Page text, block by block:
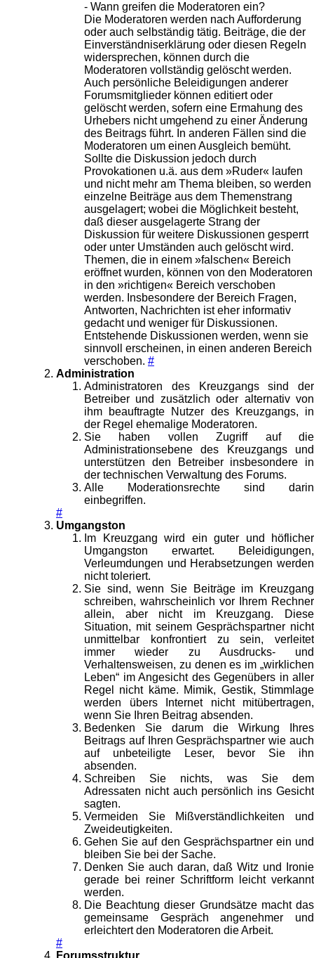
- Wann greifen die Moderatoren ein?
Die Moderatoren werden nach Aufforderung
oder auch selbständig tätig. Beiträge, die der
Einverständniserklärung oder diesen Regeln
widersprechen, können durch die
Moderatoren vollständig gelöscht werden.
Auch persönliche Beleidigungen anderer
Forumsmitglieder können editiert oder
gelöscht werden, sofern eine Ermahung des
Urhebers nicht umgehend zu einer Änderung
des Beitrags führt. In anderen Fällen sind die
Moderatoren um einen Ausgleich bemüht.
Sollte die Diskussion jedoch durch
Provokationen u.ä. aus dem »Ruder« laufen
und nicht mehr am Thema bleiben, so werden
einzelne Beiträge aus dem Themenstrang
ausgelagert; wobei die Möglichkeit besteht,
daß dieser ausgelagerte Strang der
Diskussion für weitere Diskussionen gesperrt
oder unter Umständen auch gelöscht wird.
Themen, die in einem »falschen« Bereich
eröffnet wurden, können von den Moderatoren
in den »richtigen« Bereich verschoben
werden. Insbesondere der Bereich Fragen,
Antworten, Nachrichten ist eher informativ
gedacht und weniger für Diskussionen.
Entstehende Diskussionen werden, wenn sie
sinnvoll erscheinen, in einen anderen Bereich
verschoben. #
Administration
Administratoren des Kreuzgangs sind der
Betreiber und zusätzlich oder alternativ von
ihm beauftragte Nutzer des Kreuzgangs, in
der Regel ehemalige Moderatoren.
Sie haben vollen Zugriff auf die
Administrationsebene des Kreuzgangs und
unterstützen den Betreiber insbesondere in
der technischen Verwaltung des Forums.
Alle Moderationsrechte sind darin
einbegriffen.
#
Umgangston
Im Kreuzgang wird ein guter und höflicher
Umgangston erwartet. Beleidigungen,
Verleumdungen und Herabsetzungen werden
nicht toleriert.
Sie sind, wenn Sie Beiträge im Kreuzgang
schreiben, wahrscheinlich vor Ihrem Rechner
allein, aber nicht im Kreuzgang. Diese
Situation, mit seinem Gesprächspartner nicht
unmittelbar konfrontiert zu sein, verleitet
immer wieder zu Ausdrucks- und
Verhaltensweisen, zu denen es im „wirklichen
Leben“ im Angesicht des Gegenübers in aller
Regel nicht käme. Mimik, Gestik, Stimmlage
werden übers Internet nicht mitübertragen,
wenn Sie Ihren Beitrag absenden.
Bedenken Sie darum die Wirkung Ihres
Beitrags auf Ihren Gesprächspartner wie auch
auf unbeteiligte Leser, bevor Sie ihn
absenden.
Schreiben Sie nichts, was Sie dem
Adressaten nicht auch persönlich ins Gesicht
sagten.
Vermeiden Sie Mißverständlichkeiten und
Zweideutigkeiten.
Gehen Sie auf den Gesprächspartner ein und
bleiben Sie bei der Sache.
Denken Sie auch daran, daß Witz und Ironie
gerade bei reiner Schriftform leicht verkannt
werden.
Die Beachtung dieser Grundsätze macht das
gemeinsame Gespräch angenehmer und
erleichtert den Moderatoren die Arbeit.
#